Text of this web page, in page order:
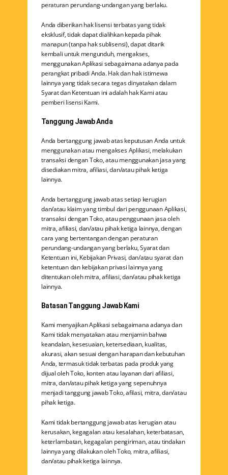
peraturan perundang-undangan yang berlaku.
Anda diberikan hak lisensi terbatas yang tidak
eksklusif, tidak dapat dialihkan kepada pihak
manapun (tanpa hak sublisensi), dapat ditarik
kembali untuk mengunduh, mengakses,
menggunakan Aplikasi sebagaimana adanya pada
perangkat pribadi Anda. Hak dan hak istimewa
lainnya yang tidak secara tegas dinyatakan dalam
Syarat dan Ketentuan ini adalah hak Kami atau
pemberi lisensi Kami.
Tanggung Jawab Anda
Anda bertanggung jawab atas keputusan Anda untuk
menggunakan atau mengakses Aplikasi, melakukan
transaksi dengan Toko, atau menggunakan jasa yang
disediakan mitra, afiliasi, dan/atau pihak ketiga
lainnya.
Anda bertanggung jawab atas setiap kerugian
dan/atau klaim yang timbul dari penggunaan Aplikasi,
transaksi dengan Toko, atau penggunaan jasa oleh
mitra, afiliasi, dan/atau pihak ketiga lainnya, dengan
cara yang bertentangan dengan peraturan
perundang-undangan yang berlaku, Syarat dan
Ketentuan ini, Kebijakan Privasi, dan/atau syarat dan
ketentuan dan kebijakan privasi lainnya yang
ditentukan oleh mitra, afiliasi, dan/atau pihak ketiga
lainnya.
Batasan Tanggung Jawab Kami
Kami menyajikan Aplikasi sebagaimana adanya dan
Kami tidak menyatakan atau menjamin bahwa
keandalan, kesesuaian, ketersediaan, kualitas,
akurasi, akan sesuai dengan harapan dan kebutuhan
Anda, termasuk tidak terbatas pada produk yang
dijual oleh Toko, konten atau layanan dari afiliasi,
mitra, dan/atau pihak ketiga yang sepenuhnya
menjadi tanggung jawab Toko, afilasi, mitra, dan/atau
pihak ketiga.
Kami tidak bertanggung jawab atas kerugian atau
kerusakan, kegagalan atau kesalahan, keterbatasan,
keterlambatan, kegagalan pengiriman, atau tindakan
lainnya yang dilakukan oleh Toko, mitra, afiliasi,
dan/atau pihak ketiga lainnya.